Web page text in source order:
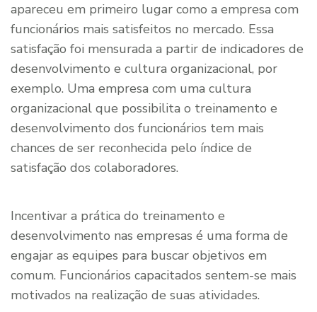
apareceu em primeiro lugar como a empresa com
funcionários mais satisfeitos no mercado. Essa
satisfação foi mensurada a partir de indicadores de
desenvolvimento e cultura organizacional, por
exemplo. Uma empresa com uma cultura
organizacional que possibilita o treinamento e
desenvolvimento dos funcionários tem mais
chances de ser reconhecida pelo índice de
satisfação dos colaboradores.
Incentivar a prática do treinamento e
desenvolvimento nas empresas é uma forma de
engajar as equipes para buscar objetivos em
comum. Funcionários capacitados sentem-se mais
motivados na realização de suas atividades.